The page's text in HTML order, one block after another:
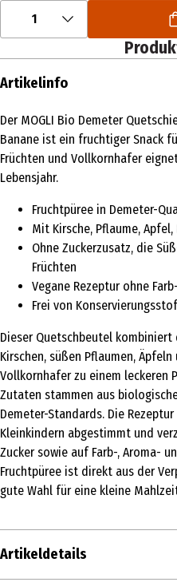
1
Artikelinfo
Der MOGLI Bio Demeter
Banane ist ein fruchtiger Snack
Früchten und Vollkornhafer
Lebensjahr.
Fruchtpüree in Demeter-
Mit Kirsche, Pflaume,
Ohne Zuckerzusatz, die
Früchten
Vegane Rezeptur ohne
Frei von
Dieser Quetschbeutel kombiniert
Kirschen, süßen Pflaumen,
Vollkornhafer zu einem leckeren
Zutaten stammen aus
Demeter-Standards. Die
Kleinkindern abgestimmt und
Zucker sowie auf Farb-, Aroma-
Fruchtpüree ist direkt aus der
gute Wahl für eine kleine
Artikeldetails